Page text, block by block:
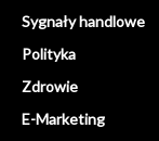
Sygnały handlowe
Polityka
Zdrowie
E-Marketing